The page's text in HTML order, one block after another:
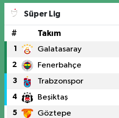
Süper Lig
# Takım
1 Galatasaray
2 Fenerbahçe
3 Trabzonspor
4 Beşiktaş
5 Göztepe